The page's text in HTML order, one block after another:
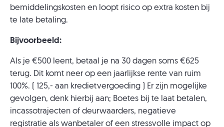
bemiddelingskosten en loopt risico op extra kosten bij
te late betaling.
Bijvoorbeeld:
Als je €500 leent, betaal je na 30 dagen soms €625
terug. Dit komt neer op een jaarlijkse rente van ruim
100%. ( 125,- aan kredietvergoeding ) Er zijn mogelijke
gevolgen, denk hierbij aan; Boetes bij te laat betalen,
incassotrajecten of deurwaarders, negatieve
registratie als wanbetaler of een stressvolle impact op